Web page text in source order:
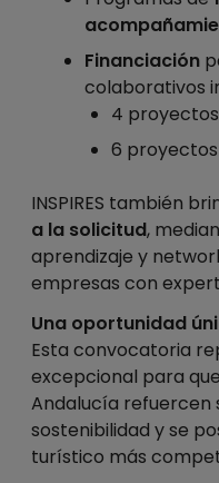
Financiación
colaborativos
4
6
INSPIRES también
a la solicitud,
aprendizaje y
empresas con
Una oportunidad
Esta convocatoria
excepcional para
Andalucía refuercen
sostenibilidad y se
turístico más